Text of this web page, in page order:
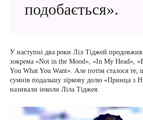
подобається».
У наступні два роки Ліл Тіджей продовжив
зокрема «Not in the Mood», «In My Head»,
You What You Want». Але потім сталося те,
сумнів подальшу зіркову долю «Принца з
називали інколи Ліла Тіджея.